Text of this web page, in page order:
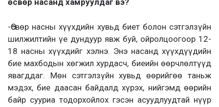
өсвөр насанд хамруулдаг вэ?
-Өсвөр насны хүүхдийн хувьд биет болон сэтгэлзүйн
шилжилтийн үе дундуур явж буй, ойролцоогоор 12-
18 насны хүүхдийг хэлнэ. Энэ насанд хүүхдүүдийн
бие махбодын хөгжил хурдасч, биеийн өөрчлөлтүүд
явагддаг. Мөн сэтгэлзүйн хувьд өөрийгөө таньж
мэдэх, бие даасан байдалд хүрэх, нийгэмд өөрийн
байр сууриа тодорхойлох гэсэн асуудлуудтай нүүр